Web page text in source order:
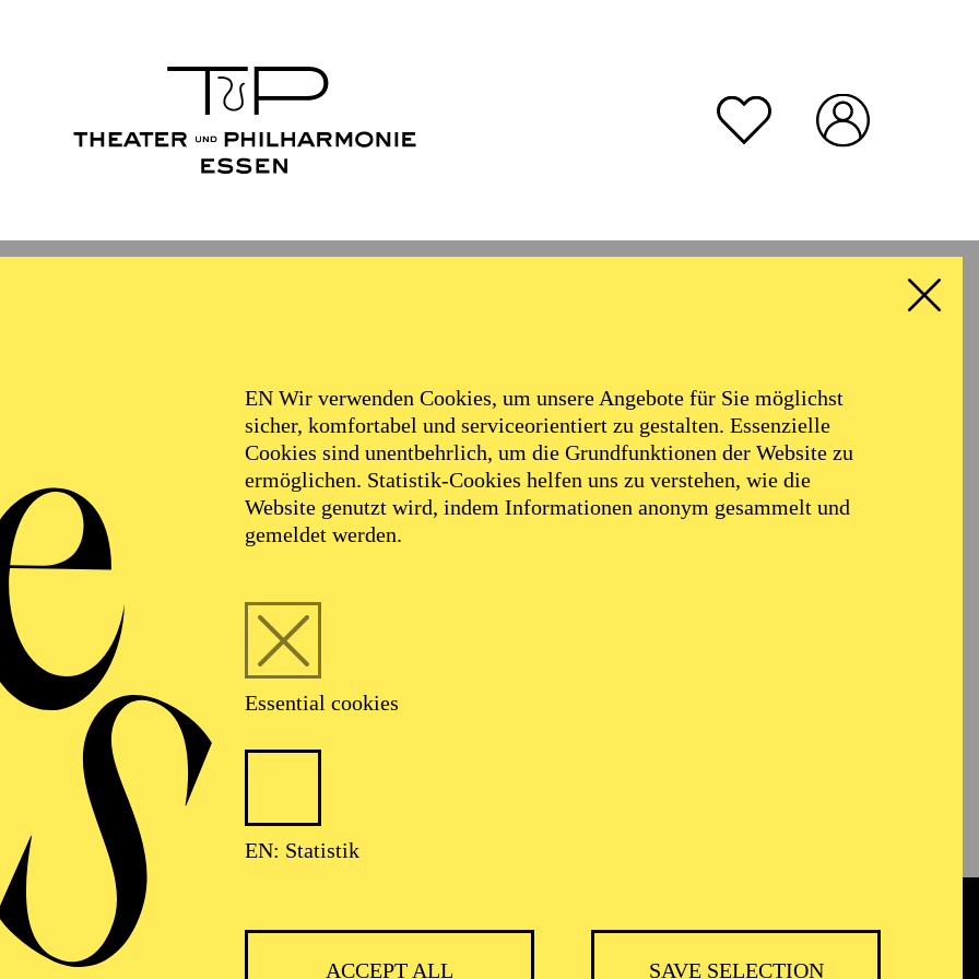
EN Wir verwenden Cookies, um unsere Angebote für Sie möglichst
sicher, komfortabel und serviceorientiert zu gestalten. Essenzielle
Cookies sind unentbehrlich, um die Grundfunktionen der Website zu
ermöglichen. Statistik-Cookies helfen uns zu verstehen, wie die
Website genutzt wird, indem Informationen anonym gesammelt und
gemeldet werden.
Essential cookies
EN: Statistik
ACCEPT ALL SAVE SELECTION
FOLLOW US ON SOCIAL MEDIA